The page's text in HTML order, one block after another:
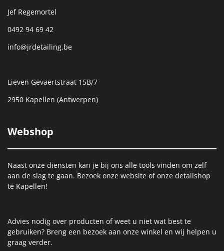
Jef Regemortel
0492 94 69 42
info@jrdetailing.be
Lieven Gevaertstraat 15B/7
2950 Kapellen (Antwerpen)
Webshop
Naast onze diensten kan je bij ons alle tools vinden om zelf
aan de slag te gaan. Bezoek onze website of onze detailshop
te Kapellen!
Advies nodig over producten of weet u niet wat best te
gebruiken? Breng een bezoek aan onze winkel en wij helpen u
graag verder.